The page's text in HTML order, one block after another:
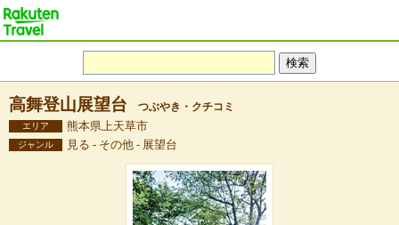
高舞登山展望台 つぶやき・クチコミ
エリア 熊本県上天草市
ジャンル 見る - その他 - 展望台